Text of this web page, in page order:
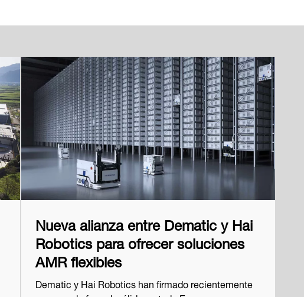
Nueva alianza entre Dematic y Hai
Robotics para ofrecer soluciones
AMR flexibles
Dematic y Hai Robotics han firmado recientemente